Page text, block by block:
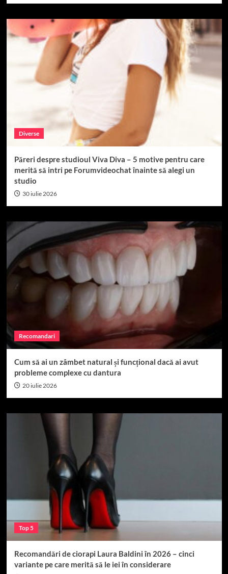
Diverse
Păreri despre studioul Viva Diva – 5 motive pentru care
merită să intri pe Forumvideochat înainte să alegi un
studio
30 iulie 2026
Recomandari
Cum să ai un zâmbet natural și funcțional dacă ai avut
probleme complexe cu dantura
20 iulie 2026
Top 5
Recomandări de ciorapi Laura Baldini în 2026 – cinci
variante pe care merită să le iei în considerare